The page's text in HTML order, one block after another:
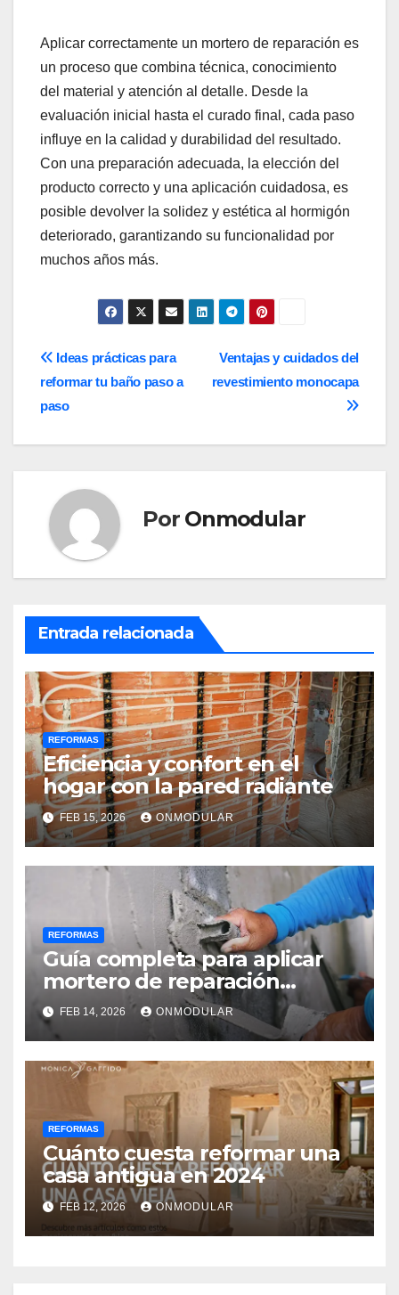
Aplicar correctamente un mortero de reparación es
un proceso que combina técnica, conocimiento
del material y atención al detalle. Desde la
evaluación inicial hasta el curado final, cada paso
influye en la calidad y durabilidad del resultado.
Con una preparación adecuada, la elección del
producto correcto y una aplicación cuidadosa, es
posible devolver la solidez y estética al hormigón
deteriorado, garantizando su funcionalidad por
muchos años más.
Navegación
de
entradas
Ventajas y cuidados del
revestimiento monocapa
Ideas prácticas para
reformar tu baño paso a
paso
Por Onmodular
Entrada relacionada
REFORMAS
Eficiencia y confort en el
hogar con la pared radiante
FEB 15, 2026 ONMODULAR
REFORMAS
Guía completa para aplicar
mortero de reparación
estructural
FEB 14, 2026 ONMODULAR
REFORMAS
Cuánto cuesta reformar una
casa antigua en 2024
FEB 12, 2026 ONMODULAR